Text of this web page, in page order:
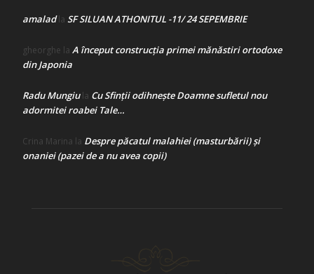
amaladla SF SILUAN ATHONITUL -11/ 24 SEPEMBRIE
gheorghe la A început construcţia primei mănăstiri ortodoxe
din Japonia
Radu Mungiula Cu Sfinții odihnește Doamne sufletul nou
adormitei roabei Tale…
Crina Marina la Despre păcatul malahiei (masturbării) şi
onaniei (pazei de a nu avea copii)